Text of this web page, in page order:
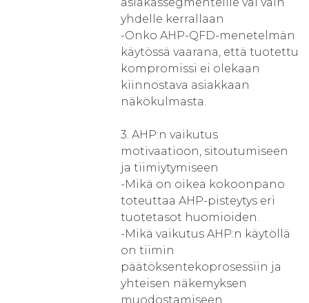
yhdelle kerrallaan
-Onko AHP-QFD-menetelmän
käytössä vaarana, että tuotettu
kompromissi ei olekaan
kiinnostava asiakkaan
näkökulmasta.
3. AHP:n vaikutus
motivaatioon, sitoutumiseen
ja tiimiytymiseen
-Mikä on oikea kokoonpano
toteuttaa AHP-pisteytys eri
tuotetasot huomioiden.
-Mikä vaikutus AHP:n käytöllä
on tiimin
päätöksentekoprosessiin ja
yhteisen näkemyksen
muodostamiseen.